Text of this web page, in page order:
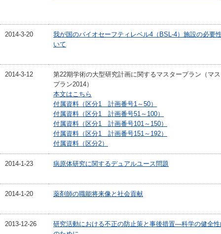
2014-3-20
我が国のバイオセーフティレベル4（BSL-4）施設の必要
いて
2014-3-12
第22期学術の大型研究計画に関するマスタープラン（マ
プラン2014）
本文はこちら
付属資料（区分1 計画番号1～50）
付属資料（区分1 計画番号51～100）
付属資料（区分1 計画番号101～150）
付属資料（区分1 計画番号151～192）
付属資料（区分2）
2014-1-23 病原体研究に関するデュアルユース問題
2014-1-20 薬剤師の職能将来像と社会貢献
2013-12-26
研究活動における不正の防止策と事後措置―科学の健全